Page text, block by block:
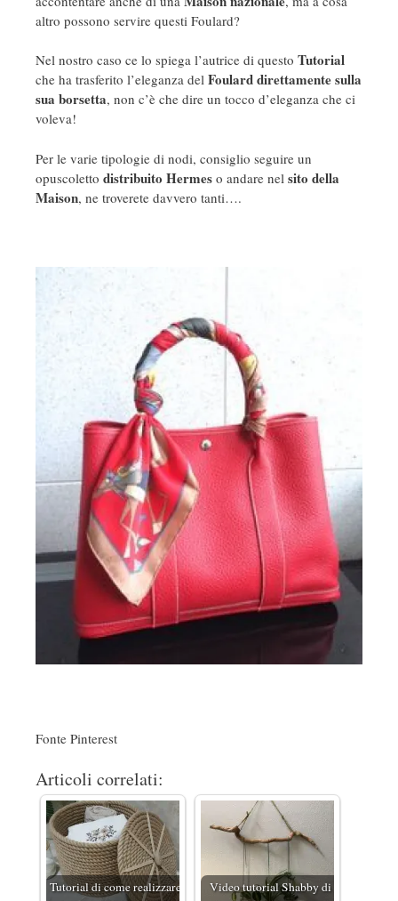
altro possono servire questi Foulard?
Nel nostro caso ce lo spiega l’autrice di questo Tutorial
che ha trasferito l’eleganza del Foulard direttamente sulla
sua borsetta, non c’è che dire un tocco d’eleganza che ci
voleva!
Per le varie tipologie di nodi, consiglio seguire un
opuscoletto distribuito Hermes o andare nel sito della
Maison, ne troverete davvero tanti….
Fonte Pinterest
Articoli correlati:
Tutorial di come realizzare
Video tutorial Shabby di